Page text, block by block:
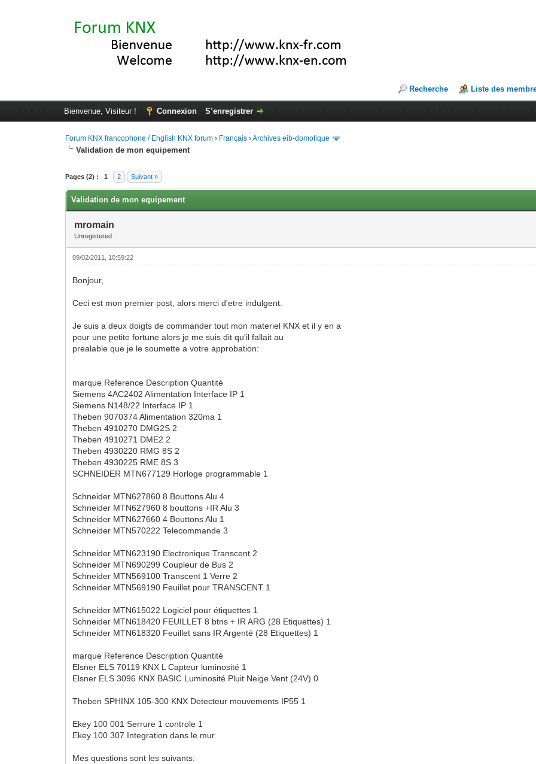
Recherche Liste des
Bienvenue, Visiteur ! Connexion S’enregistrer
Forum KNX francophone / English KNX forum › Français ›Archives eib-domotique
Validation de mon equipement
Pages (2) : 1 2 Suivant »
Moyenne : 0 (0 vote(s))
Validation de mon equipement
mromain
Unregistered
09/02/2011, 10:59:22
Bonjour,
Ceci est mon premier post, alors merci d'etre indulgent.
Je suis a deux doigts de commander tout mon materiel KNX et il y en a
pour une petite fortune alors je me suis dit qu'il fallait au
prealable que je le soumette a votre approbation:
marque Reference Description Quantité
Siemens 4AC2402 Alimentation Interface IP 1
Siemens N148/22 Interface IP 1
Theben 9070374 Alimentation 320ma 1
Theben 4910270 DMG2S 2
Theben 4910271 DME2 2
Theben 4930220 RMG 8S 2
Theben 4930225 RME 8S 3
SCHNEIDER MTN677129 Horloge programmable 1
Schneider MTN627860 8 Bouttons Alu 4
Schneider MTN627960 8 bouttons +IR Alu 3
Schneider MTN627660 4 Bouttons Alu 1
Schneider MTN570222 Telecommande 3
Schneider MTN623190 Electronique Transcent 2
Schneider MTN690299 Coupleur de Bus 2
Schneider MTN569100 Transcent 1 Verre 2
Schneider MTN569190 Feuillet pour TRANSCENT 1
Schneider MTN615022 Logiciel pour étiquettes 1
Schneider MTN618420 FEUILLET 8 btns + IR ARG (28 Etiquettes) 1
Schneider MTN618320 Feuillet sans IR Argenté (28 Etiquettes) 1
marque Reference Description Quantité
Elsner ELS 70119 KNX L Capteur luminosité 1
Elsner ELS 3096 KNX BASIC Luminosité Pluit Neige Vent (24V) 0
Theben SPHINX 105-300 KNX Detecteur mouvements IP55 1
Ekey 100 001 Serrure 1 controle 1
Ekey 100 307 Integration dans le mur
Mes questions sont les suivants: